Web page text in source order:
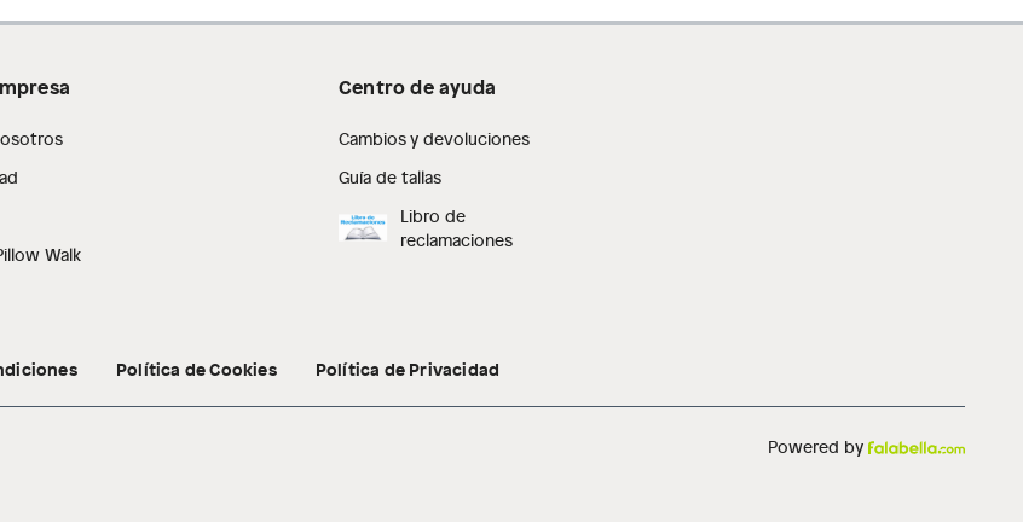
Walk
Centro de ayuda
Cambios y devoluciones
Guía de tallas
Libro de
reclamaciones
Política de Cookies Política de Privacidad
Powered by